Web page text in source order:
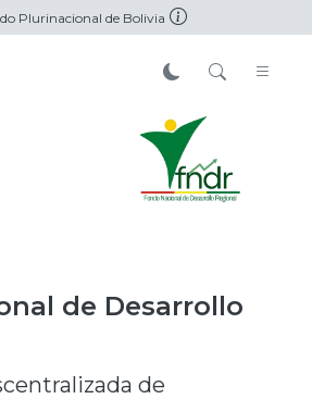
Plurinacional de Bolivia
de Desarrollo
de